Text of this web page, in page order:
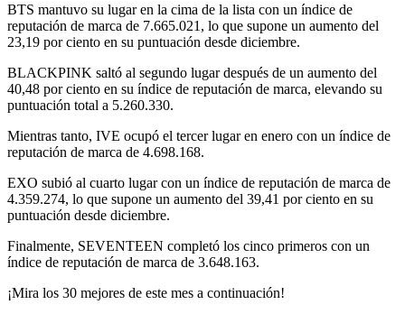
BTS mantuvo su lugar en la cima de la lista con un índice de
reputación de marca de 7.665.021, lo que supone un aumento del
23,19 por ciento en su puntuación desde diciembre.
BLACKPINK saltó al segundo lugar después de un aumento del
40,48 por ciento en su índice de reputación de marca, elevando su
puntuación total a 5.260.330.
Mientras tanto, IVE ocupó el tercer lugar en enero con un índice de
reputación de marca de 4.698.168.
EXO subió al cuarto lugar con un índice de reputación de marca de
4.359.274, lo que supone un aumento del 39,41 por ciento en su
puntuación desde diciembre.
Finalmente, SEVENTEEN completó los cinco primeros con un
índice de reputación de marca de 3.648.163.
¡Mira los 30 mejores de este mes a continuación!